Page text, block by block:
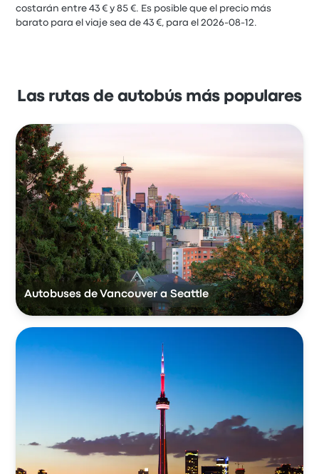
costarán entre 43 € y 85 €. Es posible que el precio más
barato para el viaje sea de 43 €, para el 2026-08-12.
Las rutas de autobús más populares
Autobuses de Vancouver a Seattle